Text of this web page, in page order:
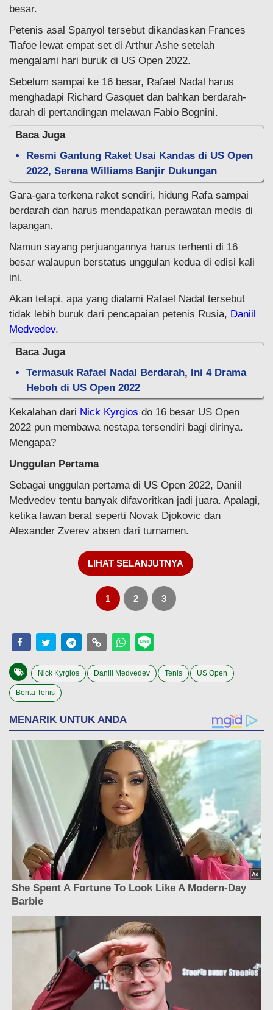
besar.
Petenis asal Spanyol tersebut dikandaskan Frances
Tiafoe lewat empat set di Arthur Ashe setelah
mengalami hari buruk di US Open 2022.
Sebelum sampai ke 16 besar, Rafael Nadal harus
menghadapi Richard Gasquet dan bahkan berdarah-
darah di pertandingan melawan Fabio Bognini.
Baca Juga
Resmi Gantung Raket Usai Kandas di US Open
2022, Serena Williams Banjir Dukungan
Gara-gara terkena raket sendiri, hidung Rafa sampai
berdarah dan harus mendapatkan perawatan medis di
lapangan.
Namun sayang perjuangannya harus terhenti di 16
besar walaupun berstatus unggulan kedua di edisi kali
ini.
Akan tetapi, apa yang dialami Rafael Nadal tersebut
tidak lebih buruk dari pencapaian petenis Rusia, Daniil
Medvedev.
Baca Juga
Termasuk Rafael Nadal Berdarah, Ini 4 Drama
Heboh di US Open 2022
Kekalahan dari Nick Kyrgios do 16 besar US Open
2022 pun membawa nestapa tersendiri bagi dirinya.
Mengapa?
Unggulan Pertama
Sebagai unggulan pertama di US Open 2022, Daniil
Medvedev tentu banyak difavoritkan jadi juara. Apalagi,
ketika lawan berat seperti Novak Djokovic dan
Alexander Zverev absen dari turnamen.
LIHAT SELANJUTNYA
1 2 3
Nick Kyrgios Daniil Medvedev Tenis US Open
Berita Tenis